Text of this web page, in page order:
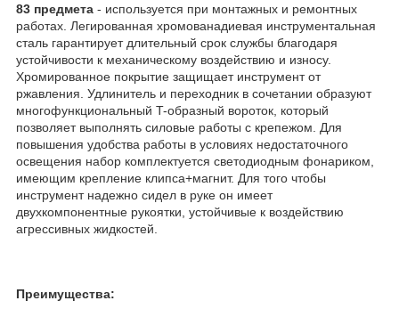
83 предмета - используется при монтажных и ремонтных
работах. Легированная хромованадиевая инструментальная
сталь гарантирует длительный срок службы благодаря
устойчивости к механическому воздействию и износу.
Хромированное покрытие защищает инструмент от
ржавления. Удлинитель и переходник в сочетании образуют
многофункциональный T-образный вороток, который
позволяет выполнять силовые работы с крепежом. Для
повышения удобства работы в условиях недостаточного
освещения набор комплектуется светодиодным фонариком,
имеющим крепление клипса+магнит. Для того чтобы
инструмент надежно сидел в руке он имеет
двухкомпонентные рукоятки, устойчивые к воздействию
агрессивных жидкостей.
Преимущества: